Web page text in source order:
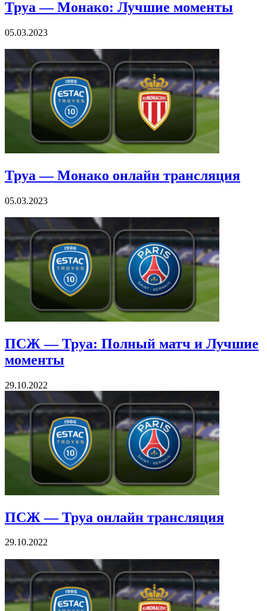
Труа — Монако: Лучшие моменты
05.03.2023
Труа — Монако онлайн трансляция
05.03.2023
ПСЖ — Труа: Полный матч и Лучшие
моменты
29.10.2022
ПСЖ — Труа онлайн трансляция
29.10.2022